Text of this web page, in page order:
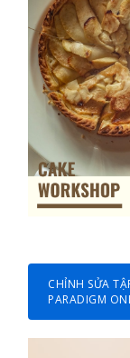
CHỈNH SỬA
PARADIGM